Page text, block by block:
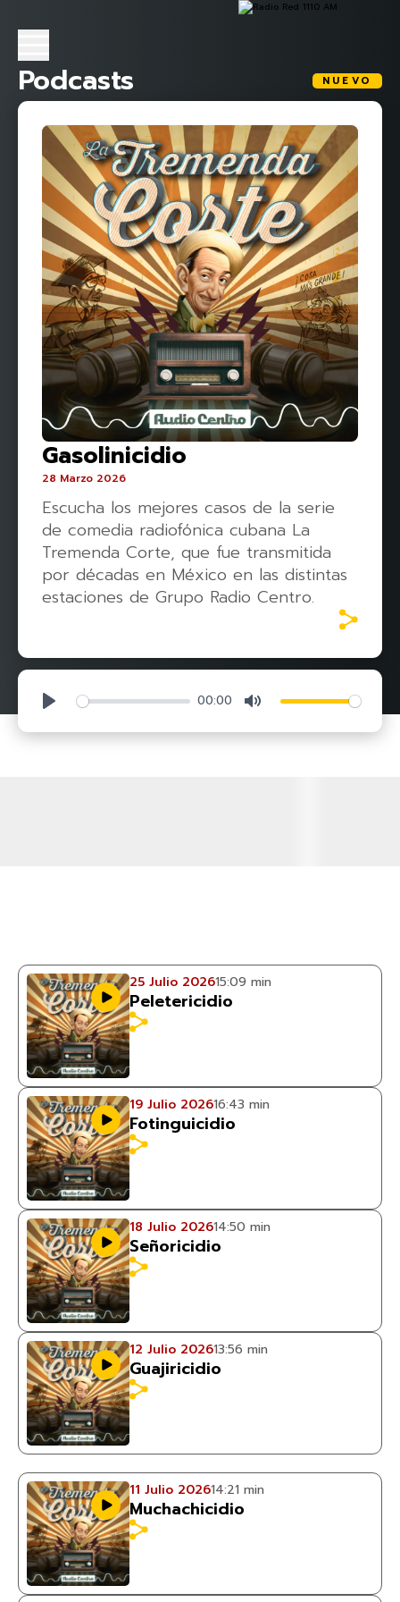
Podcasts NUEVO
Gasolinicidio
28 Marzo 2026
Escucha los mejores casos de la serie
de comedia radiofónica cubana La
Tremenda Corte, que fue transmitida
por décadas en México en las distintas
estaciones de Grupo Radio Centro.
Play 00:00 Mute
25 Julio 202615:09 min
Peletericidio
19 Julio 202616:43 min
Fotinguicidio
18 Julio 202614:50 min
Señoricidio
12 Julio 202613:56 min
Guajiricidio
11 Julio 202614:21 min
Muchachicidio